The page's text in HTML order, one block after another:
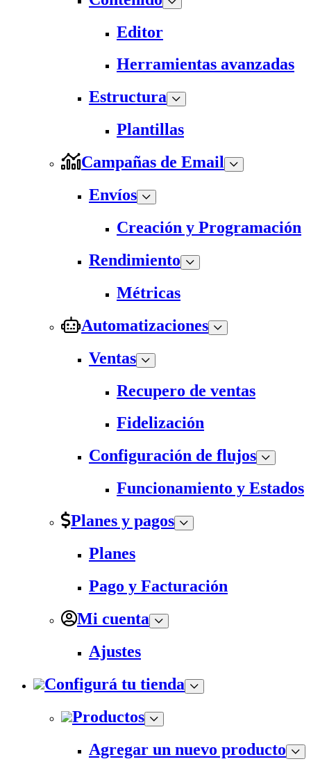
Editor
Herramientas avanzadas
Estructura
Plantillas
Campañas de Email
Envíos
Creación y Programación
Rendimiento
Métricas
Automatizaciones
Ventas
Recupero de ventas
Fidelización
Configuración de flujos
Funcionamiento y Estados
Planes y pagos
Planes
Pago y Facturación
Mi cuenta
Ajustes
Configurá tu tienda
Productos
Agregar un nuevo producto